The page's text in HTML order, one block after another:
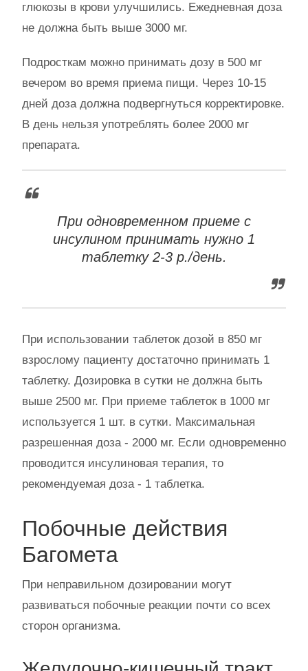
глюкозы в крови улучшились. Ежедневная доза
не должна быть выше 3000 мг.
Подросткам можно принимать дозу в 500 мг
вечером во время приема пищи. Через 10-15
дней доза должна подвергнуться корректировке.
В день нельзя употреблять более 2000 мг
препарата.
При одновременном приеме с
инсулином принимать нужно 1
таблетку 2-3 р./день.
При использовании таблеток дозой в 850 мг
взрослому пациенту достаточно принимать 1
таблетку. Дозировка в сутки не должна быть
выше 2500 мг. При приеме таблеток в 1000 мг
используется 1 шт. в сутки. Максимальная
разрешенная доза - 2000 мг. Если одновременно
проводится инсулиновая терапия, то
рекомендуемая доза - 1 таблетка.
Побочные действия
Багомета
При неправильном дозировании могут
развиваться побочные реакции почти со всех
сторон организма.